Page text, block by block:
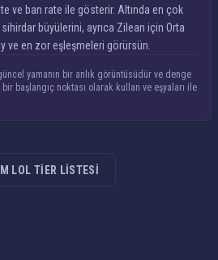
ve ban rate ile gösterir. Altında en çok
büyülerini, ayrıca Zilean için Orta
ve en zor eşleşmeleri görürsün.
yamanın bir anlık görüntüsüdür ve denge
başlangıç noktası olarak kullan ve eşyaları ile
LOL TIER LISTESI